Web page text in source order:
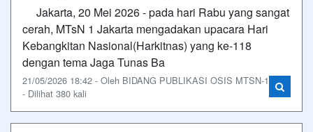
Jakarta, 20 Mei 2026 - pada hari Rabu yang sangat
cerah, MTsN 1 Jakarta mengadakan upacara Hari
Kebangkitan Nasional(Harkitnas) yang ke-118
dengan tema Jaga Tunas Ba
21/05/2026 18:42 - Oleh BIDANG PUBLIKASI OSIS MTSN-1
- Dilihat 380 kali